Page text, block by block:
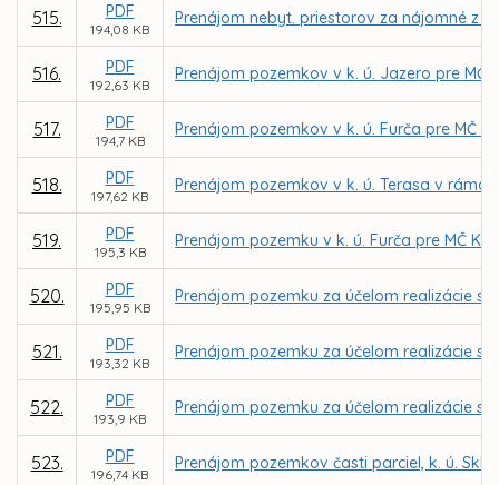
515. PDF
194,08 KB
Prenájom nebyt. priestorov za nájomné z
516. PDF
192,63 KB
Prenájom pozemkov v k. ú. Jazero pre
517. PDF
194,7 KB
Prenájom pozemkov v k. ú. Furča pre MČ
518. PDF
197,62 KB
Prenájom pozemkov v k. ú. Terasa v rámci
519. PDF
195,3 KB
Prenájom pozemku v k. ú. Furča pre MČ
520. PDF
195,95 KB
Prenájom pozemku za účelom realizácie
521. PDF
193,32 KB
Prenájom pozemku za účelom realizácie
522. PDF
193,9 KB
Prenájom pozemku za účelom realizácie
523. PDF
196,74 KB
Prenájom pozemkov časti parciel, k. ú.